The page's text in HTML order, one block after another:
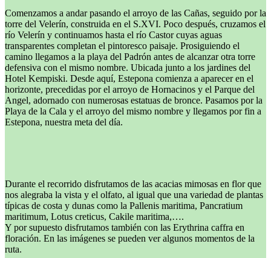
Comenzamos a andar pasando el arroyo de las Cañas, seguido por la
torre del Velerín, construida en el S.XVI. Poco después, cruzamos el
río Velerín y continuamos hasta el río Castor cuyas aguas
transparentes completan el pintoresco paisaje. Prosiguiendo el
camino llegamos a la playa del Padrón antes de alcanzar otra torre
defensiva con el mismo nombre. Ubicada junto a los jardines del
Hotel Kempiski. Desde aquí, Estepona comienza a aparecer en el
horizonte, precedidas por el arroyo de Hornacinos y el Parque del
Angel, adornado con numerosas estatuas de bronce. Pasamos por la
Playa de la Cala y el arroyo del mismo nombre y llegamos por fin a
Estepona, nuestra meta del día.
Durante el recorrido disfrutamos de las acacias mimosas en flor que
nos alegraba la vista y el olfato, al igual que una variedad de plantas
típicas de costa y dunas como la Pallenis maritima, Pancratium
maritimum, Lotus creticus, Cakile maritima,….
Y por supuesto disfrutamos también con las Erythrina caffra en
floración. En las imágenes se pueden ver algunos momentos de la
ruta.